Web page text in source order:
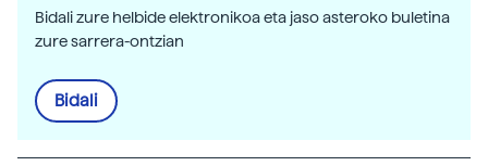
Bidali zure helbide elektronikoa eta jaso asteroko buletina
zure sarrera-ontzian
Bidali